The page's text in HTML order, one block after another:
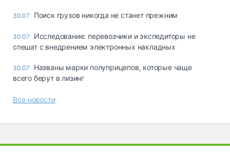
30.07 Поиск грузов никогда не станет прежним
30.07
Исследование: перевозчики и экспедиторы не
спешат с внедрением электронных накладных
30.07
Названы марки полуприцепов, которые чаще
всего берут в лизинг
Все новости